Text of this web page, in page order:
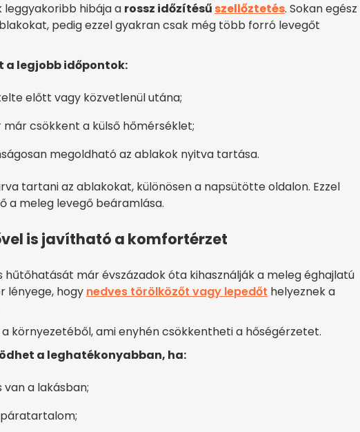
leggyakoribb hibája a rossz időzítésű szellőztetés. Sokan egész
pedig ezzel gyakran csak még több forró levegőt
a legjobb időpontok:
előtt vagy közvetlenül utána;
már csökkent a külső hőmérséklet;
megoldható az ablakok nyitva tartása.
tartani az ablakokat, különösen a napsütötte oldalon. Ezzel
a meleg levegő beáramlása.
is javítható a komfortérzet
már évszázadok óta kihasználják a meleg éghajlatú
lényege, hogy nedves törölközőt vagy lepedőt helyeznek a
környezetéből, ami enyhén csökkentheti a hőségérzetet.
a leghatékonyabban, ha:
a lakásban;